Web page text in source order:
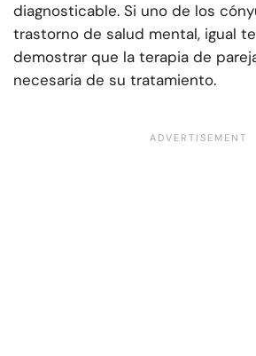
diagnosticable. Si uno de los
trastorno de salud mental, igual
demostrar que la terapia de
necesaria de su tratamiento.